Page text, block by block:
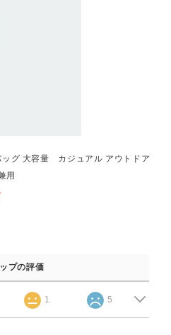
ッグ 大容量 カジュアル アウトドア
用
プの評価
1 5